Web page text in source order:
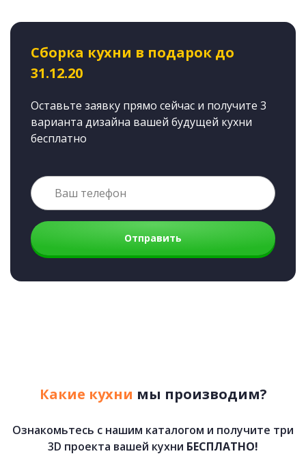
Сборка кухни в подарок до
31.12.20
Оставьте заявку прямо сейчас и получите 3
варианта дизайна вашей будущей кухни
бесплатно
Отправить
Какие кухни мы производим?
Ознакомьтесь с нашим каталогом и получите три
3D проекта вашей кухни БЕСПЛАТНО!